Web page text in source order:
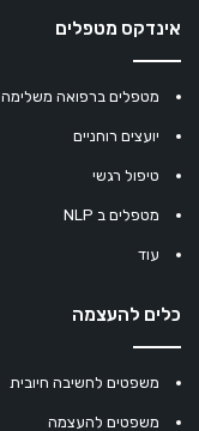
אינדקס מטפלים
מטפלים ברפואה משלימה
יועצים רוחניים
טיפול רגשי
מטפלים ב NLP
עוד
כלים להעצמה
משפטים לחשיבה חיובית
משפטים להעצמה